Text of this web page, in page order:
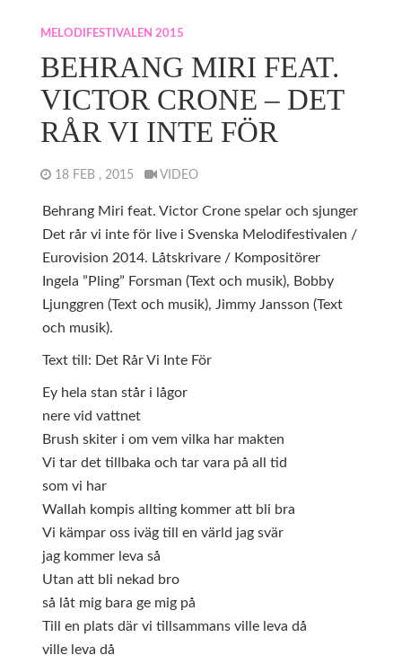
MELODIFESTIVALEN 2015
BEHRANG MIRI FEAT.
VICTOR CRONE – DET
RÅR VI INTE FÖR
18 FEB , 2015 VIDEO
Behrang Miri feat. Victor Crone spelar och sjunger
Det rår vi inte för live i Svenska Melodifestivalen /
Eurovision 2014. Låtskrivare / Kompositörer
Ingela ”Pling” Forsman (Text och musik), Bobby
Ljunggren (Text och musik), Jimmy Jansson (Text
och musik).
Text till: Det Rår Vi Inte För
Ey hela stan står i lågor
nere vid vattnet
Brush skiter i om vem vilka har makten
Vi tar det tillbaka och tar vara på all tid
som vi har
Wallah kompis allting kommer att bli bra
Vi kämpar oss iväg till en värld jag svär
jag kommer leva så
Utan att bli nekad bro
så låt mig bara ge mig på
Till en plats där vi tillsammans ville leva då
ville leva då